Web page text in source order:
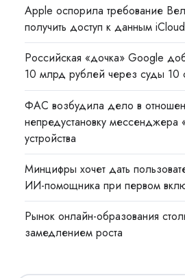
Apple оспорила требование
получить доступ к данным iCloud
Российская «дочка» Google
10 млрд рублей через суды 10
ФАС возбудила дело в
непредустановку мессенджера
устройства
Минцифры хочет дать
ИИ-помощника при первом
Рынок онлайн-образования
замедлением роста